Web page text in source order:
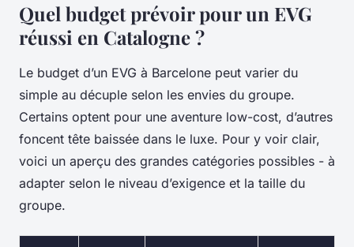
Quel budget prévoir pour un EVG
réussi en Catalogne ?
Le budget d’un EVG à Barcelone peut varier du
simple au décuple selon les envies du groupe.
Certains optent pour une aventure low-cost, d’autres
foncent tête baissée dans le luxe. Pour y voir clair,
voici un aperçu des grandes catégories possibles - à
adapter selon le niveau d’exigence et la taille du
groupe.